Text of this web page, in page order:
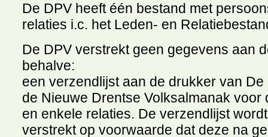
De DPV heeft één bestand met
relaties i.c. het Leden- en
De DPV verstrekt geen gegevens aan
behalve:
een verzendlijst aan de drukker van
de Nieuwe Drentse Volksalmanak
en enkele relaties. De verzendlijst
verstrekt op voorwaarde dat deze na